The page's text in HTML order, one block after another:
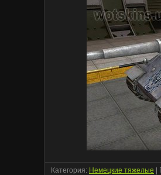
Категория: Немецкие тяжелые